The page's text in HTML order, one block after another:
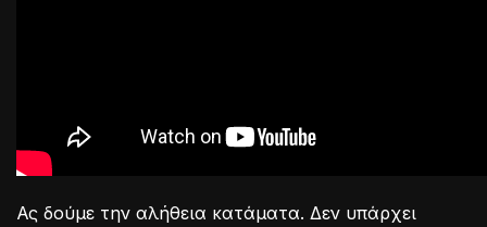
Ας δούμε την αλήθεια κατάματα. Δεν υπάρχει